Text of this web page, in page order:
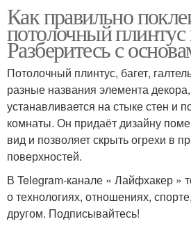
Как правильно
потолочный плинтус
Разберитесь с
Потолочный плинтус, багет,
разные названия элемента
устанавливается на стыке стен и
комнаты. Он придаёт дизайну
вид и позволяет скрыть огрехи в
поверхностей.
В Telegram-канале « Лайфхакер »
о технологиях, отношениях,
другом. Подписывайтесь!